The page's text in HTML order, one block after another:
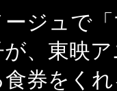
ジュで
、東映
券をく